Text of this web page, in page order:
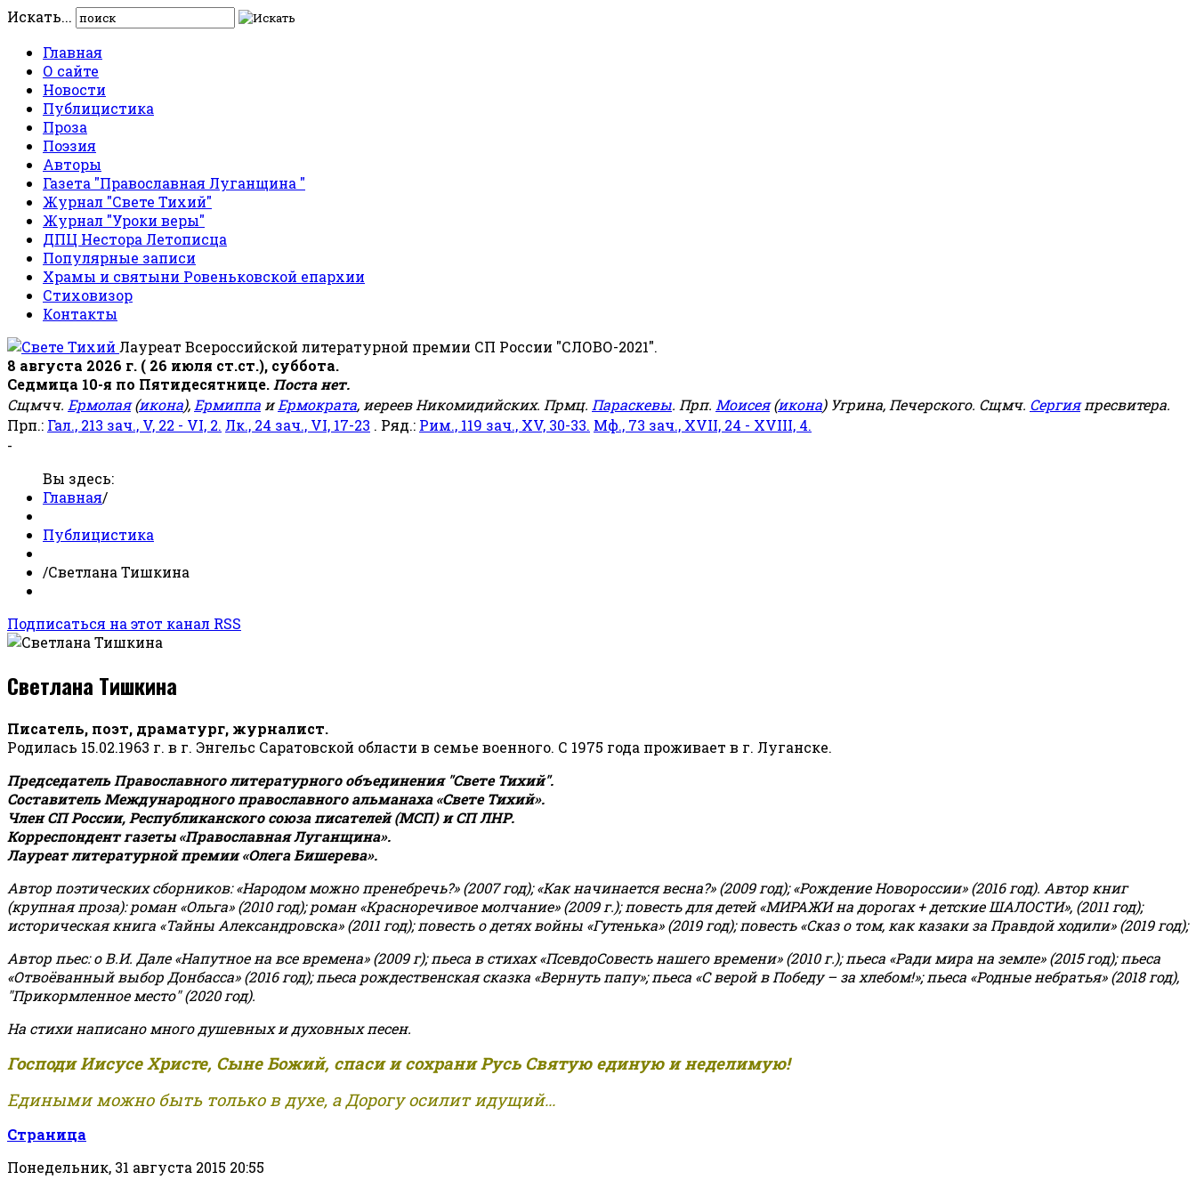
Искать...
Главная
О сайте
Новости
Публицистика
Проза
Поэзия
Авторы
Газета "Православная Луганщина "
Журнал "Свете Тихий"
Журнал "Уроки веры"
ДПЦ Нестора Летописца
Популярные записи
Храмы и святыни Ровеньковской епархии
Стиховизор
Контакты
Лауреат Всероссийской литературной премии СП России "СЛОВО-2021".
8 августа 2026 г. ( 26 июля ст.ст.), суббота.
Седмица 10-я по Пятидесятнице. Поста нет.
Сщмчч. Ермолая(икона), Ермиппа иЕрмократа, иереев Никомидийских. Прмц. Параскевы. Прп. Моисея(икона) Угрина, Печерского. Сщмч. Сергияпресвитера.
Прп.: Гал., 213 зач., V, 22 - VI, 2. Лк., 24 зач., VI, 17-23 . Ряд.: Рим., 119 зач., XV, 30-33. Мф., 73 зач., XVII, 24 - XVIII, 4.
-
Вы здесь:
Главная/
Публицистика
/Светлана Тишкина
Подписаться на этот канал RSS
Светлана Тишкина
Писатель, поэт, драматург, журналист.
Родилась 15.02.1963 г. в г. Энгельс Саратовской области в семье военного. С 1975 года проживает в г. Луганске.
Председатель Православного литературного объединения "Свете Тихий".
Составитель Международного православного альманаха «Свете Тихий».
Член СП России, Республиканского союза писателей (МСП) и СП ЛНР.
Корреспондент газеты «Православная Луганщина».
Лауреат литературной премии «Олега Бишерева».
Автор поэтических сборников: «Народом можно пренебречь?» (2007 год); «Как начинается весна?» (2009 год); «Рождение Новороссии» (2016 год). Автор книг
(крупная проза): роман «Ольга» (2010 год); роман «Красноречивое молчание» (2009 г.); повесть для детей «МИРАЖИ на дорогах + детские ШАЛОСТИ», (2011 год);
историческая книга «Тайны Александровска» (2011 год); повесть о детях войны «Гутенька» (2019 год); повесть «Сказ о том, как казаки за Правдой ходили» (2019 год);
Автор пьес: о В.И. Дале «Напутное на все времена» (2009 г); пьеса в стихах «ПсевдоСовесть нашего времени» (2010 г.); пьеса «Ради мира на земле» (2015 год); пьеса
«Отвоёванный выбор Донбасса» (2016 год); пьеса рождественская сказка «Вернуть папу»; пьеса «С верой в Победу – за хлебом!»;пьеса «Родные небратья» (2018 год),
"Прикормленное место" (2020 год).
На стихи написано много душевных и духовных песен.
Господи Иисусе Христе, Сыне Божий, спаси и сохрани Русь Святую единую и неделимую!
Едиными можно быть только в духе, а Дорогу осилит идущий...
Страница
Понедельник, 31 августа 2015 20:55